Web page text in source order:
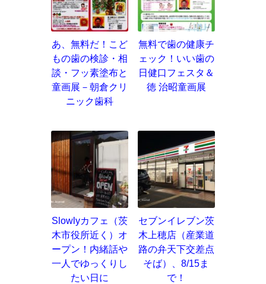
あ、無料だ！こど
もの歯の検診・相
談・フッ素塗布と
童画展－朝倉クリ
ニック歯科
無料で歯の健康チ
ェック！いい歯の
日健口フェスタ＆
徳 治昭童画展
Slowlyカフェ（茨
木市役所近く）オ
ープン！内緒話や
一人でゆっくりし
たい日に
セブンイレブン茨
木上穂店（産業道
路の弁天下交差点
そば）、8/15ま
で！